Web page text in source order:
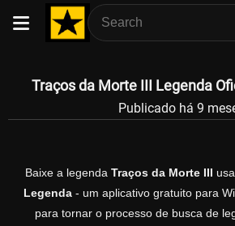
Traços da Morte III Legenda
Publicado há 9
Baixe a legenda Traços da Morte III
Legenda - um aplicativo gratuito para
para tornar o processo de busca de